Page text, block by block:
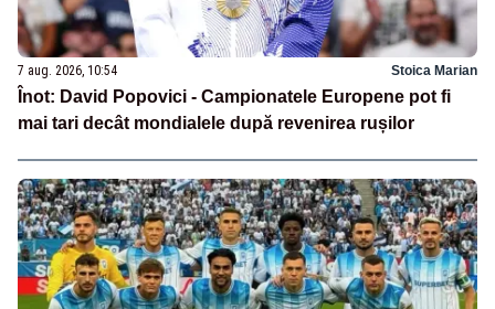
7 aug. 2026, 10:54 Stoica Marian
Înot: David Popovici - Campionatele Europene pot fi
mai tari decât mondialele după revenirea rușilor